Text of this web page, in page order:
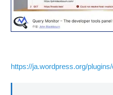
https://ja.wordpress.org/